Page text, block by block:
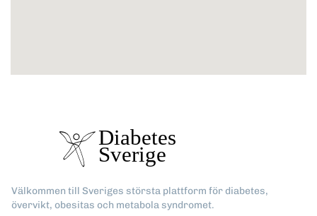
Välkommen till Sveriges största plattform för diabetes,
övervikt, obesitas och metabola syndromet.